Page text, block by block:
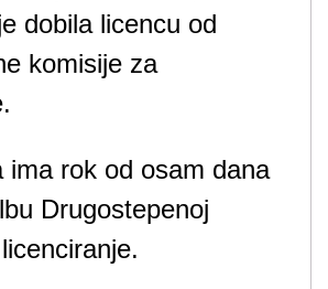
dobila licencu od
komisije za
ima rok od osam dana
Drugostepenoj